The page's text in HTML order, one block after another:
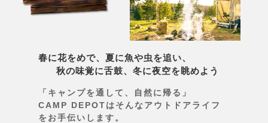
春に花をめで、夏に魚や虫を追い、
秋の味覚に舌鼓、冬に夜空を眺めよう
「キャンプを通して、自然に帰る」
CAMP DEPOTはそんなアウトドアライフ
をお手伝いします。